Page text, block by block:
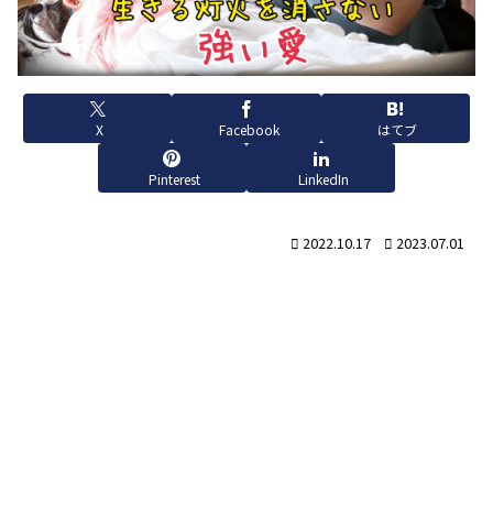
X Facebook はてブ
Pinterest LinkedIn
2022.10.17 2023.07.01